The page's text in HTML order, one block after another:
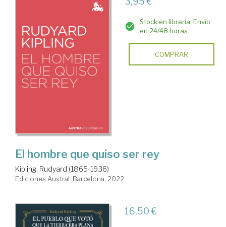
Stock en librería. Envío
en 24/48 horas
COMPRAR
El hombre que quiso ser rey
Kipling, Rudyard (1865-1936)
Ediciones Austral. Barcelona, 2022
16,50 €